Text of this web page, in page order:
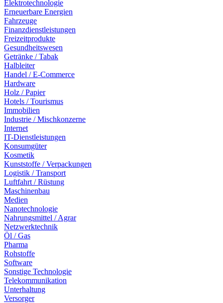
Elektrotechnologie
Erneuerbare Energien
Fahrzeuge
Finanzdienstleistungen
Freizeitprodukte
Gesundheitswesen
Getränke / Tabak
Halbleiter
Handel / E-Commerce
Hardware
Holz / Papier
Hotels / Tourismus
Immobilien
Industrie / Mischkonzerne
Internet
IT-Dienstleistungen
Konsumgüter
Kosmetik
Kunststoffe / Verpackungen
Logistik / Transport
Luftfahrt / Rüstung
Maschinenbau
Medien
Nanotechnologie
Nahrungsmittel / Agrar
Netzwerktechnik
Öl / Gas
Pharma
Rohstoffe
Software
Sonstige Technologie
Telekommunikation
Unterhaltung
Versorger